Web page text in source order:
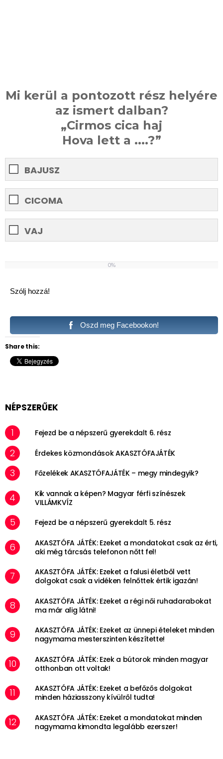
Mi kerül a pontozott rész helyére
az ismert dalban?
„Cirmos cica haj
Hova lett a ....?”
BAJUSZ
CICOMA
VAJ
0%
Szólj hozzá!
Oszd meg Facebookon!
Share this:
NÉPSZERŰEK
Fejezd be a népszerű gyerekdalt 6. rész
Érdekes közmondások AKASZTÓFAJÁTÉK
Főzelékek AKASZTÓFAJÁTÉK – megy mindegyik?
Kik vannak a képen? Magyar férfi színészek
VILLÁMKVÍZ
Fejezd be a népszerű gyerekdalt 5. rész
AKASZTÓFA JÁTÉK: Ezeket a mondatokat csak az érti,
aki még tárcsás telefonon nőtt fel!
AKASZTÓFA JÁTÉK: Ezeket a falusi életből vett
dolgokat csak a vidéken felnőttek értik igazán!
AKASZTÓFA JÁTÉK: Ezeket a régi női ruhadarabokat
ma már alig látni!
AKASZTÓFA JÁTÉK: Ezeket az ünnepi ételeket minden
nagymama mesterszinten készítette!
AKASZTÓFA JÁTÉK: Ezek a bútorok minden magyar
otthonban ott voltak!
AKASZTÓFA JÁTÉK: Ezeket a befőzős dolgokat
minden háziasszony kívülről tudta!
AKASZTÓFA JÁTÉK: Ezeket a mondatokat minden
nagymama kimondta legalább ezerszer!